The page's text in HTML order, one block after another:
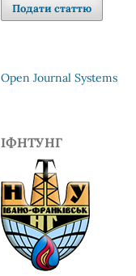
Подати статтю
Open Journal Systems
ІФНТУНГ